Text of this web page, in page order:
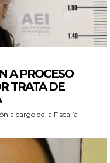
A PROCESO
TRATA DE
a cargo de la Fiscalía